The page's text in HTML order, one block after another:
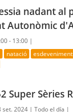
nadant al
Autonòmic
- 13:00 |
natació
Super Sèries
set. 2024 |Todo el día |